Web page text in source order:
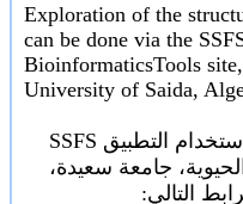
Exploration of the
can be done via the
BioinformaticsTools
University of Saida,
يمكن إستكشاف هذا التركيب باستخدام التطبيق SSFS
جامعة سعيدة،
التالي: